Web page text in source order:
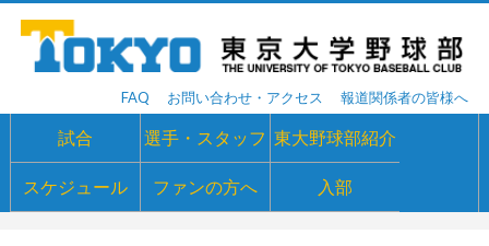
FAQ お問い合わせ・アクセス 報道関係者の皆様へ
試合 選手・スタッフ 東大野球部紹介
スケジュール ファンの方へ 入部